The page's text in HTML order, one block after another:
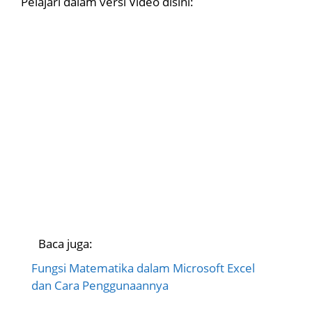
Baca juga:
Fungsi Matematika dalam Microsoft Excel
dan Cara Penggunaannya